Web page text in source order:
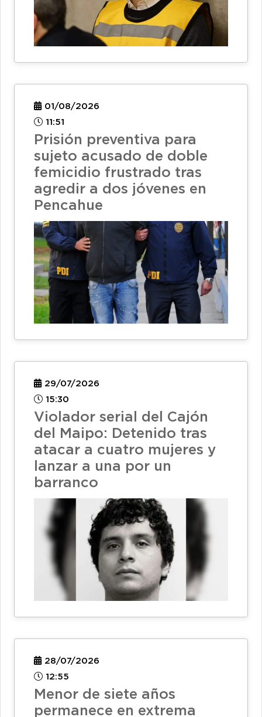
01/08/2026
11:51
Prisión preventiva para
sujeto acusado de doble
femicidio frustrado tras
agredir a dos jóvenes en
Pencahue
29/07/2026
15:30
Violador serial del Cajón
del Maipo: Detenido tras
atacar a cuatro mujeres y
lanzar a una por un
barranco
28/07/2026
12:55
Menor de siete años
permanece en extrema